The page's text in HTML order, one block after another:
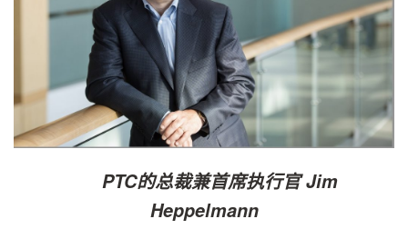
PTC的总裁兼首席执行官 Jim
Heppelmann